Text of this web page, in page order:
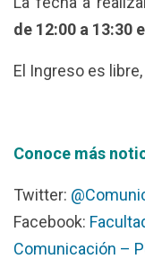
de 12:00 a 13:30
El Ingreso es
Conoce más
Twitter:
Facebook:
Comunicación –